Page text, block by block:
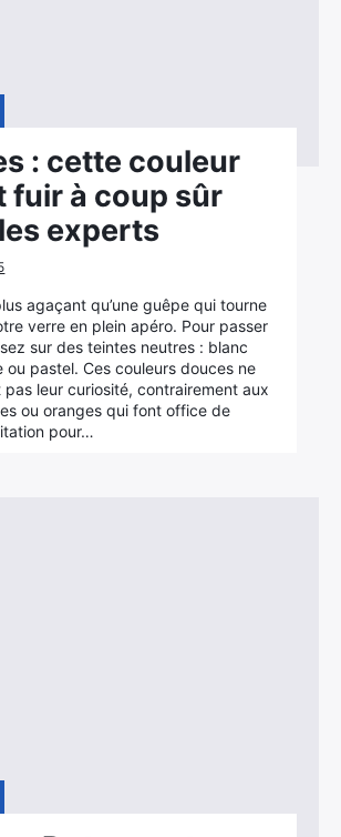
: cette couleur
fuir à coup sûr
experts
agaçant qu’une guêpe qui tourne
verre en plein apéro. Pour passer
sur des teintes neutres : blanc
ou pastel. Ces couleurs douces ne
leur curiosité, contrairement aux
ou oranges qui font office de
pour…